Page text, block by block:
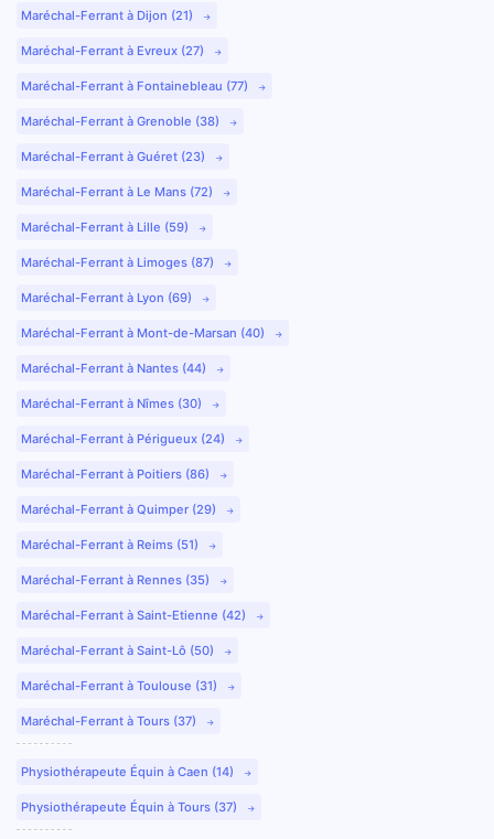
Maréchal-Ferrant à Dijon (21)
Maréchal-Ferrant à Evreux (27)
Maréchal-Ferrant à Fontainebleau (77)
Maréchal-Ferrant à Grenoble (38)
Maréchal-Ferrant à Guéret (23)
Maréchal-Ferrant à Le Mans (72)
Maréchal-Ferrant à Lille (59)
Maréchal-Ferrant à Limoges (87)
Maréchal-Ferrant à Lyon (69)
Maréchal-Ferrant à Mont-de-Marsan (40)
Maréchal-Ferrant à Nantes (44)
Maréchal-Ferrant à Nîmes (30)
Maréchal-Ferrant à Périgueux (24)
Maréchal-Ferrant à Poitiers (86)
Maréchal-Ferrant à Quimper (29)
Maréchal-Ferrant à Reims (51)
Maréchal-Ferrant à Rennes (35)
Maréchal-Ferrant à Saint-Etienne (42)
Maréchal-Ferrant à Saint-Lô (50)
Maréchal-Ferrant à Toulouse (31)
Maréchal-Ferrant à Tours (37)
Physiothérapeute Équin à Caen (14)
Physiothérapeute Équin à Tours (37)